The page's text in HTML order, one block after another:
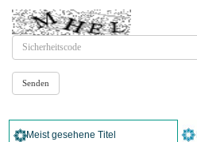
Meist gesehene Titel